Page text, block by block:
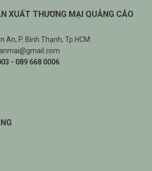
XUẤT THƯƠNG MẠI QUẢNG CÁO
An, P. Bình Thạnh, Tp.HCM
- 089 668 0006